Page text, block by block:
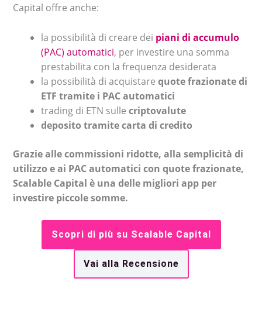
Capital offre anche:
la possibilità di creare dei piani di accumulo
(PAC) automatici, per investire una somma
prestabilita con la frequenza desiderata
la possibilità di acquistarequote frazionate di
ETF tramite i PAC automatici
trading di ETN sullecriptovalute
deposito tramite carta di credito
Grazie alle commissioni ridotte, alla semplicità di
utilizzo e ai PAC automatici con quote frazionate,
Scalable Capital è una delle migliori app per
investire piccole somme.
Scopri di più su Scalable Capital
Vai alla Recensione